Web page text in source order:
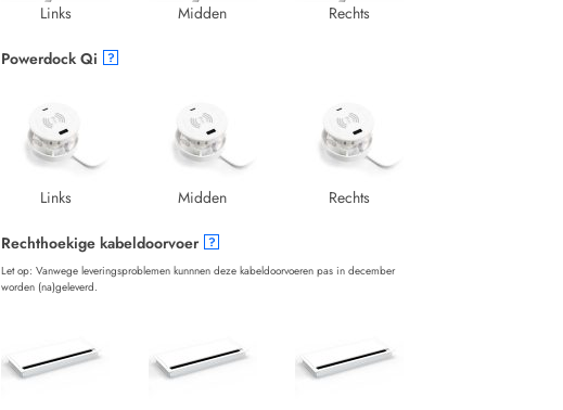
Links Midden Rechts
Powerdock Qi ?
Links Midden Rechts
Rechthoekige kabeldoorvoer ?
Let op: Vanwege leveringsproblemen kunnnen deze kabeldoorvoeren pas in december
worden (na)geleverd.